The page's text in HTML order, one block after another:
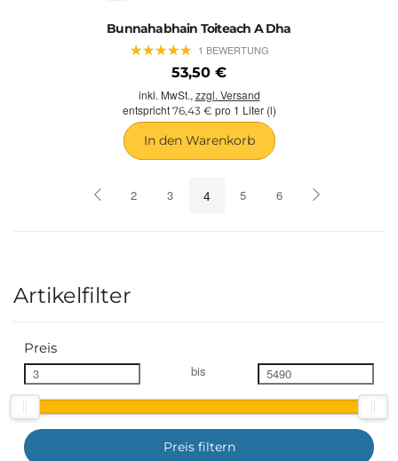
Bunnahabhain Toiteach A Dha
★★★★★
★★★★★ 1 BEWERTUNG
53,50 €
inkl. MwSt., zzgl. Versand
entspricht 76,43 € pro 1 Liter (l)
In den Warenkorb
2 3 4 5 6
Artikelfilter
Preis
bis
Preis filtern